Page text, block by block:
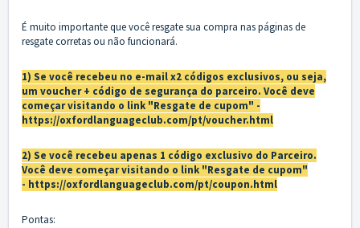
É muito importante que você resgate sua compra nas páginas de
resgate corretas ou não funcionará.
1) Se você recebeu no e-mail x2 códigos exclusivos, ou seja,
um voucher + código de segurança do parceiro. Você deve
começar visitando o link "Resgate de cupom" -
https://oxfordlanguageclub.com/pt/voucher.html
2) Se você recebeu apenas 1 código exclusivo do Parceiro.
Você deve começar visitando o link "Resgate de cupom"
- https://oxfordlanguageclub.com/pt/coupon.html
Pontas: